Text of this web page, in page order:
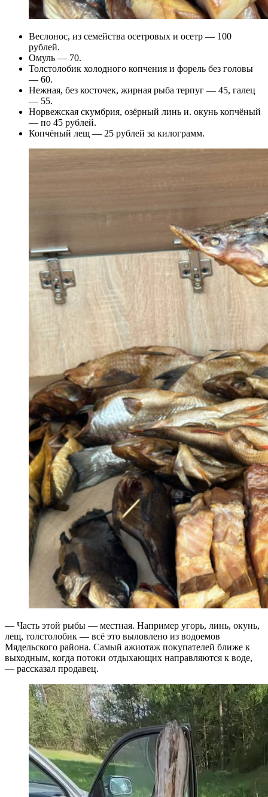
Веслонос, из семейства осетровых и осетр — 100
рублей.
Омуль — 70.
Толстолобик холодного копчения и форель без головы
— 60.
Нежная, без косточек, жирная рыба терпуг — 45, галец
— 55.
Норвежская скумбрия, озёрный линь и. окунь копчёный
— по 45 рублей.
Копчёный лещ — 25 рублей за килограмм.
— Часть этой рыбы — местная. Например угорь, линь, окунь,
лещ, толстолобик — всё это выловлено из водоемов
Мядельского района. Самый ажиотаж покупателей ближе к
выходным, когда потоки отдыхающих направляются к воде,
— рассказал продавец.